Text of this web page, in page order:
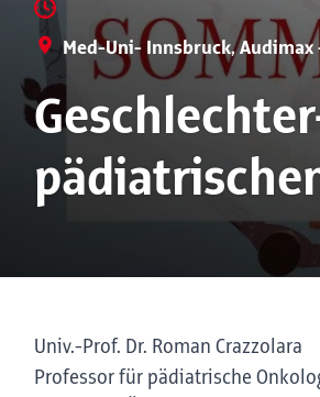
Med-Uni- Innsbruck, Audimax
Univ.-Prof. Dr. Roman Crazzolara
Professor für pädiatrische